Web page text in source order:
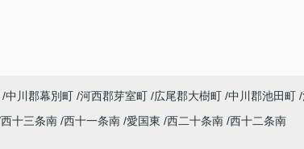
中川郡幕別町 河西郡芽室町 広尾郡大樹町 中川郡池田町
西十三条南 西十一条南 愛国東 西二十条南 西十二条南